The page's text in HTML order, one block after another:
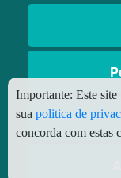
Importante: Este
sua politica de
concorda com estas